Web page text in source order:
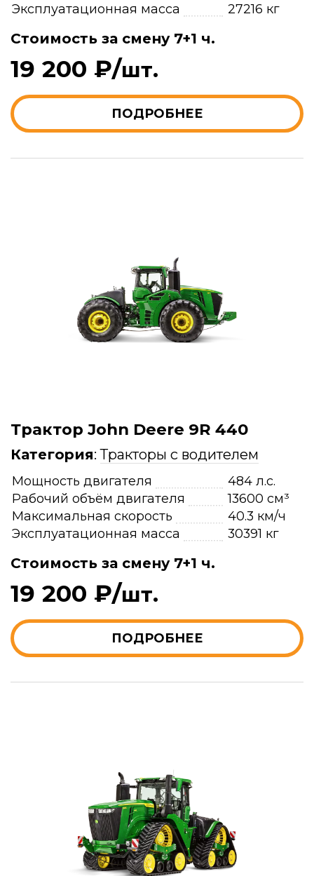
Эксплуатационная масса
27216 кг
Стоимость за смену 7+1 ч.
19 200 ₽/шт.
ПОДРОБНЕЕ
Трактор John Deere 9R 440
Категория:Тракторы с водителем
Мощность двигателя
484 л.с.
Рабочий объём двигателя
13600 см³
Максимальная скорость
40.3 км/ч
Эксплуатационная масса
30391 кг
Стоимость за смену 7+1 ч.
19 200 ₽/шт.
ПОДРОБНЕЕ